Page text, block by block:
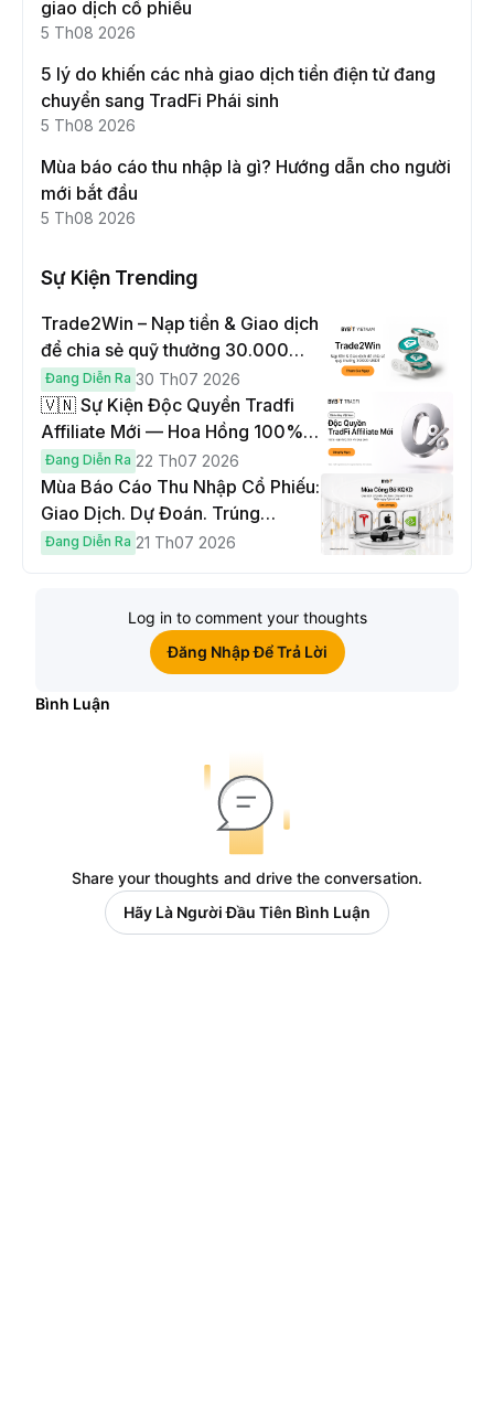
giao dịch cổ phiếu
5 Th08 2026
5 lý do khiến các nhà giao dịch tiền điện tử đang
chuyển sang TradFi Phái sinh
5 Th08 2026
Mùa báo cáo thu nhập là gì? Hướng dẫn cho người
mới bắt đầu
5 Th08 2026
Sự Kiện Trending
Trade2Win – Nạp tiền & Giao dịch
để chia sẻ quỹ thưởng 30.000
USDT
Đang Diễn Ra 30 Th07 2026
🇻🇳 Sự Kiện Độc Quyền Tradfi
Affiliate Mới — Hoa Hồng 100% &
Hoàn Phí Qua Đêm
Đang Diễn Ra 22 Th07 2026
Mùa Báo Cáo Thu Nhập Cổ Phiếu:
Giao Dịch. Dự Đoán. Trúng
Cybertruck!
Đang Diễn Ra 21 Th07 2026
Log in to comment your thoughts
Đăng Nhập Để Trả Lời
Bình Luận
Share your thoughts and drive the conversation.
Hãy Là Người Đầu Tiên Bình Luận